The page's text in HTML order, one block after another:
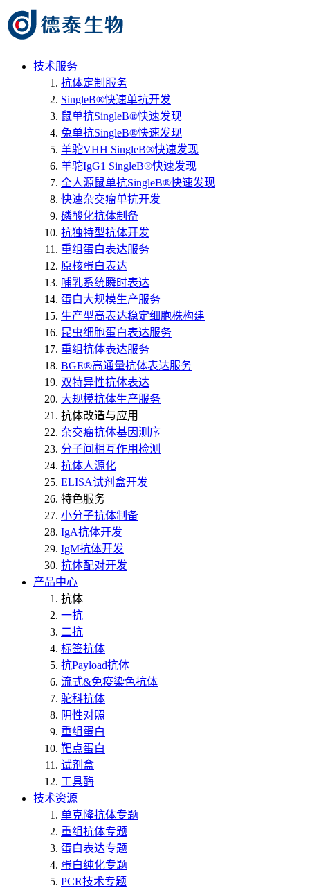
技术服务
抗体定制服务
SingleB®快速单抗开发
鼠单抗SingleB®快速发现
兔单抗SingleB®快速发现
羊驼VHH SingleB®快速发现
羊驼IgG1 SingleB®快速发现
全人源鼠单抗SingleB®快速发现
快速杂交瘤单抗开发
磷酸化抗体制备
抗独特型抗体开发
重组蛋白表达服务
原核蛋白表达
哺乳系统瞬时表达
蛋白大规模生产服务
生产型高表达稳定细胞株构建
昆虫细胞蛋白表达服务
重组抗体表达服务
BGE®高通量抗体表达服务
双特异性抗体表达
大规模抗体生产服务
抗体改造与应用
杂交瘤抗体基因测序
分子间相互作用检测
抗体人源化
ELISA试剂盒开发
特色服务
小分子抗体制备
IgA抗体开发
IgM抗体开发
抗体配对开发
产品中心
抗体
一抗
二抗
标签抗体
抗Payload抗体
流式&免疫染色抗体
驼科抗体
阴性对照
重组蛋白
靶点蛋白
试剂盒
工具酶
技术资源
单克隆抗体专题
重组抗体专题
蛋白表达专题
蛋白纯化专题
PCR技术专题